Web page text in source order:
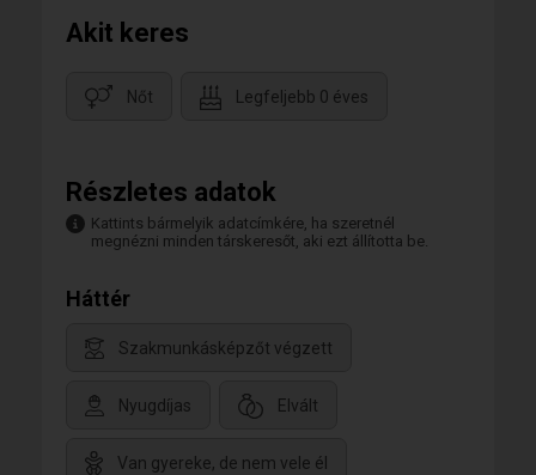
Akit keres
Nőt Legfeljebb 0 éves
Részletes adatok
Kattints bármelyik adatcímkére, ha szeretnél
megnézni minden társkeresőt, aki ezt állította be.
Háttér
Szakmunkásképzőt végzett
Nyugdíjas Elvált
Van gyereke, de nem vele él